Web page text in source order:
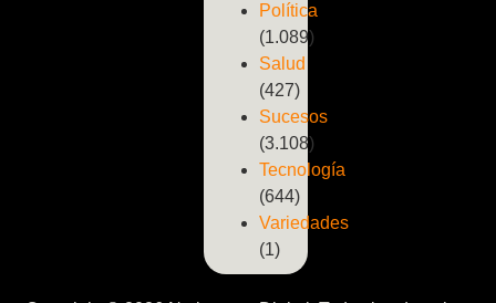
Política
(1.089)
Salud
(427)
Sucesos
(3.108)
Tecnología
(644)
Variedades
(1)